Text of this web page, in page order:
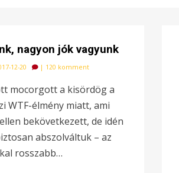
nagyon jók vagyunk
12-20 | 120 komment
mocorgott a kisördög a
WTF-élmény miatt, ami
bekövetkezett, de idén
abszolváltuk – az
rosszabb…